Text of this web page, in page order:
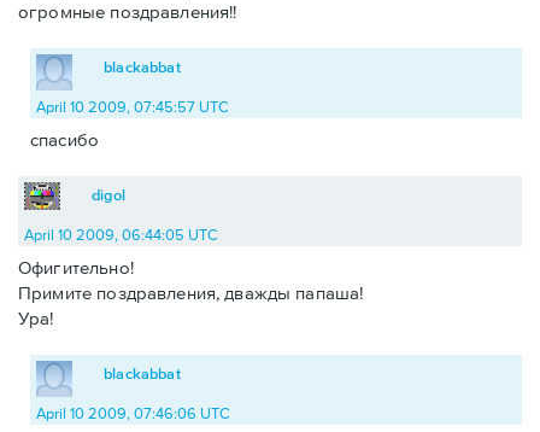
огромные поздравления!!
blackabbat
April 10 2009, 07:45:57 UTC
спасибо
digol
April 10 2009, 06:44:05 UTC
Офигительно!
Примите поздравления, дважды папаша!
Ура!
blackabbat
April 10 2009, 07:46:06 UTC